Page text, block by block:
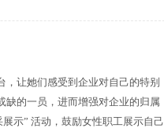
让她们感受到企业对自己的特别
缺的一员，进而增强对企业的归属
示” 活动，鼓励女性职工展示自己